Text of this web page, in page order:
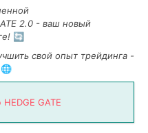
2.0 - ваш новый
🔄
свой опыт трейдинга -
🌐
GATE